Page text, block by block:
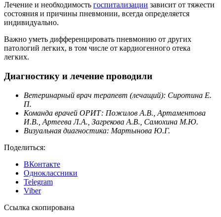
Лечение и необходимость госпитализации зависит от тяжести
состояния и причины пневмонии, всегда определяется
индивидуально.
Важно уметь дифференцировать пневмонию от других
патологий легких, в том числе от кардиогенного отека
легких.
Диагностику и лечение проводили
Ветеринарный врач терапевт (лечащий): Сиротина Е.
П.
Команда врачей ОРИТ: Пожилов А.В., Артаментова
И.В., Артеева Л.А., Загрекова А.В., Самохина М.Ю.
Визуальная диагностика: Мартынова Ю.Г.
Поделиться:
ВКонтакте
Одноклассники
Telegram
Viber
Ссылка скопирована